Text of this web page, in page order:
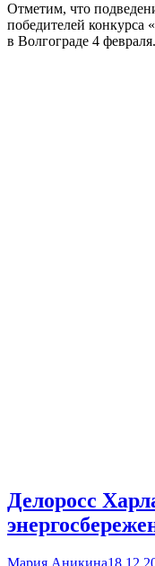
Отметим, что
победителей конкурса
в Волгограде 4 февраля.
Делоросс